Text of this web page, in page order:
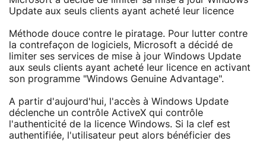
Update aux seuls clients ayant acheté leur licence
Méthode douce contre le piratage. Pour lutter contre
la contrefaçon de logiciels, Microsoft a décidé de
limiter ses services de mise à jour Windows Update
aux seuls clients ayant acheté leur licence en activant
son programme "Windows Genuine Advantage".
A partir d'aujourd'hui, l'accès à Windows Update
déclenche un contrôle ActiveX qui contrôle
l'authenticité de la licence Windows. Si la clef est
authentifiée, l'utilisateur peut alors bénéficier des